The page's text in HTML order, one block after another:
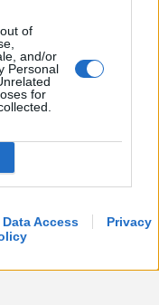
of
and/or
Personal
for
Data Access
Privacy
Il M5S:
politico serio e